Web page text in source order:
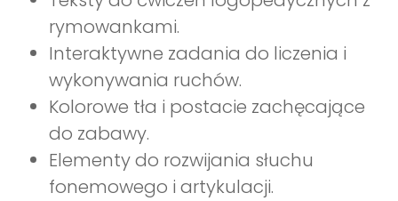
rymowankami.
Interaktywne zadania do liczenia i
wykonywania ruchów.
Kolorowe tła i postacie zachęcające
do zabawy.
Elementy do rozwijania słuchu
fonemowego i artykulacji.